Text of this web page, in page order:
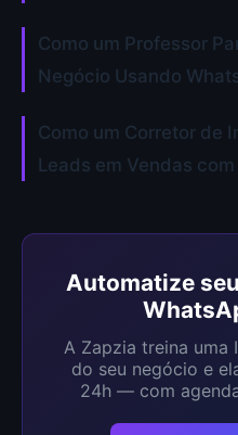
Como um Professor
Negócio Usando
Como um Corretor de
Leads em Vendas
Automatize
A Zapzia treina uma
do seu negócio e
24h — com